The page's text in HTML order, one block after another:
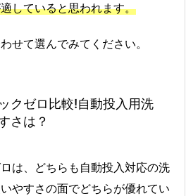
していると思われます。
せて選んでみてください。
クゼロ比較!自動投入用洗
さは？
は、どちらも自動投入対応の洗
やすさの面でどちらが優れてい